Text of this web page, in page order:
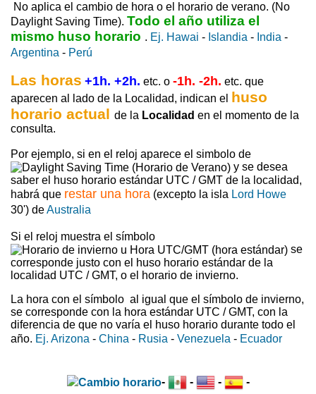
No aplica el cambio de hora o el horario de verano. (No
Daylight Saving Time). Todo el año utiliza el
mismo huso horario . Ej. Hawai - Islandia - India -
Argentina - Perú
Las horas +1h. +2h. etc. o -1h. -2h. etc. que
aparecen al lado de la Localidad, indican el huso
horario actual de la Localidad en el momento de la
consulta.
Por ejemplo, si en el reloj aparece el simbolo de
y se desea
saber el huso horario estándar UTC / GMT de la localidad,
habrá que restar una hora (excepto la isla Lord Howe
30') deAustralia
Si el reloj muestra el símbolo
se
corresponde justo con el huso horario estándar de la
localidad UTC / GMT, o el horario de invierno.
La hora con el símbolo al igual que el símbolo de invierno,
se corresponde con la hora estándar UTC / GMT, con la
diferencia de que no varía el huso horario durante todo el
año. Ej. Arizona - China - Rusia - Venezuela - Ecuador
- - - -